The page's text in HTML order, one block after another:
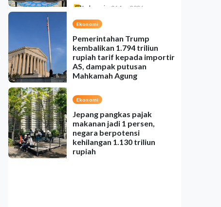
Indonesia 06 Aug 2026
Ekonomi
Pemerintahan Trump
kembalikan 1.794 triliun
rupiah tarif kepada importir
AS, dampak putusan
Mahkamah Agung
Ekonomi
Jepang pangkas pajak
makanan jadi 1 persen,
negara berpotensi
kehilangan 1.130 triliun
rupiah